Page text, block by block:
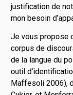
justification de
mon besoin
Je vous propose
corpus de
de la langue du
outil
Maffesoli 2006),